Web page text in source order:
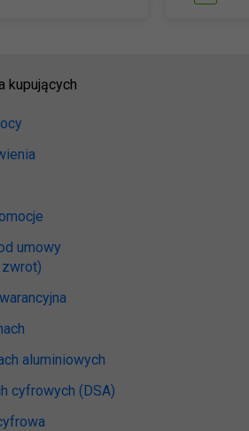
kupujących
umowy
aluminiowych
cyfrowych (DSA)